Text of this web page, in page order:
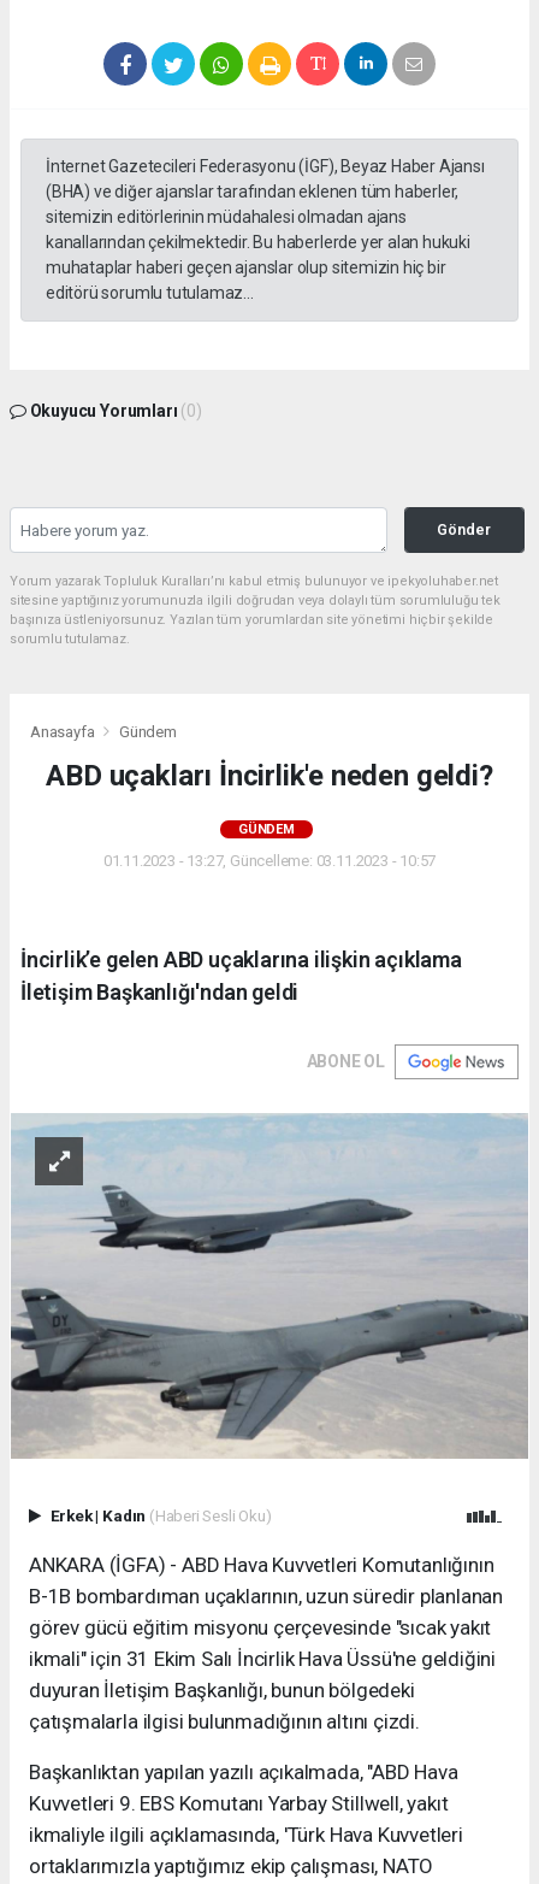
İnternet Gazetecileri Federasyonu (İGF), Beyaz Haber Ajansı
(BHA) ve diğer ajanslar tarafından eklenen tüm haberler,
sitemizin editörlerinin müdahalesi olmadan ajans
kanallarından çekilmektedir. Bu haberlerde yer alan hukuki
muhataplar haberi geçen ajanslar olup sitemizin hiç bir
editörü sorumlu tutulamaz...
Okuyucu Yorumları (0)
Gönder
Yorum yazarak Topluluk Kuralları’nı kabul etmiş bulunuyor ve ipekyoluhaber.net
sitesine yaptığınız yorumunuzla ilgili doğrudan veya dolaylı tüm sorumluluğu tek
başınıza üstleniyorsunuz. Yazılan tüm yorumlardan site yönetimi hiçbir şekilde
sorumlu tutulamaz.
Anasayfa Gündem
ABD uçakları İncirlik'e neden geldi?
GÜNDEM
01.11.2023 - 13:27, Güncelleme: 03.11.2023 - 10:57
İncirlik’e gelen ABD uçaklarına ilişkin açıklama
İletişim Başkanlığı'ndan geldi
ABONE OL
Erkek| Kadın (Haberi Sesli Oku)
ANKARA (İGFA) - ABD Hava Kuvvetleri Komutanlığının
B-1B bombardıman uçaklarının, uzun süredir planlanan
görev gücü eğitim misyonu çerçevesinde "sıcak yakıt
ikmali" için 31 Ekim Salı İncirlik Hava Üssü'ne geldiğini
duyuran İletişim Başkanlığı, bunun bölgedeki
çatışmalarla ilgisi bulunmadığının altını çizdi.
Başkanlıktan yapılan yazılı açıkalmada, "ABD Hava
Kuvvetleri 9. EBS Komutanı Yarbay Stillwell, yakıt
ikmaliyle ilgili açıklamasında, 'Türk Hava Kuvvetleri
ortaklarımızla yaptığımız ekip çalışması, NATO